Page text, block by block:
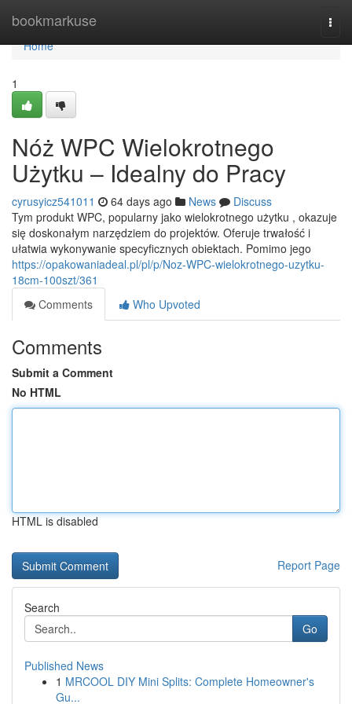
bookmarkuse
Home
Home
1
Nóż WPC Wielokrotnego
Użytku – Idealny do Pracy
cyrusyicz541011 64 days ago News
Discuss
Tym produkt WPC, popularny jako wielokrotnego użytku , okazuje
się doskonałym narzędziem do projektów. Oferuje trwałość i
ułatwia wykonywanie specyficznych obiektach. Pomimo jego
https://opakowaniadeal.pl/pl/p/Noz-WPC-wielokrotnego-uzytku-
18cm-100szt/361
Comments
Who Upvoted
Comments
Submit a Comment
No HTML
HTML is disabled
Report Page
Search
Go
Published News
1 MRCOOL DIY Mini Splits: Complete Homeowner's
Gu...